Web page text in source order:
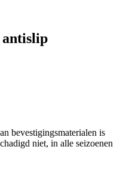
antislip
bevestigingsmaterialen is
niet, in alle seizoenen